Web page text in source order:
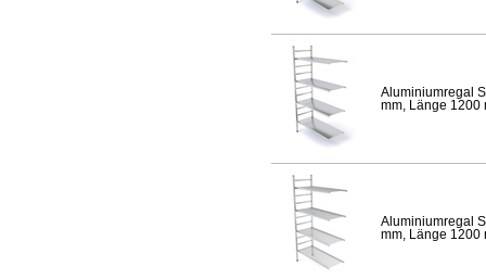
Aluminiumregal
mm, Länge 1200
Aluminiumregal
mm, Länge 1200